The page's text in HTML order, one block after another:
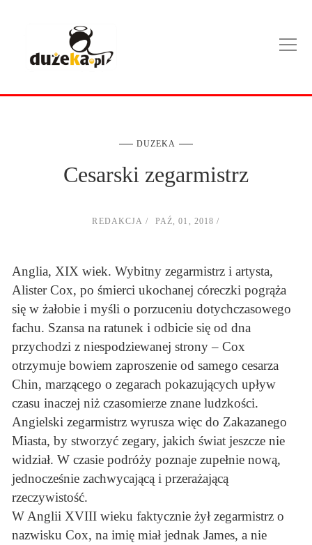
DUZEKA
Cesarski zegarmistrz
REDAKCJA PAŹ, 01, 2018
Anglia, XIX wiek. Wybitny zegarmistrz i artysta,
Alister Cox, po śmierci ukochanej córeczki pogrąża
się w żałobie i myśli o porzuceniu dotychczasowego
fachu. Szansa na ratunek i odbicie się od dna
przychodzi z niespodziewanej strony – Cox
otrzymuje bowiem zaproszenie od samego cesarza
Chin, marzącego o zegarach pokazujących upływ
czasu inaczej niż czasomierze znane ludzkości.
Angielski zegarmistrz wyrusza więc do Zakazanego
Miasta, by stworzyć zegary, jakich świat jeszcze nie
widział. W czasie podróży poznaje zupełnie nową,
jednocześnie zachwycającą i przerażającą
rzeczywistość.
W Anglii XVIII wieku faktycznie żył zegarmistrz o
nazwisku Cox, na imię miał jednak James, a nie